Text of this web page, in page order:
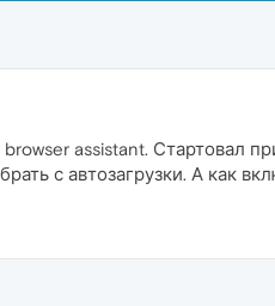
assistant. Стартовал
с автозагрузки. А как